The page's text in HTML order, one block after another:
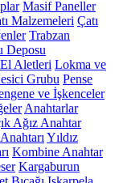
Masif Paneller
Malzemeleri Çatı
Trabzan
Deposu
El Aletleri Lokma ve
Grubu Pense
ve İşkenceler
Anahtarlar
Ağız Anahtar
Yıldız
Kombine Anahtar
Kargaburun